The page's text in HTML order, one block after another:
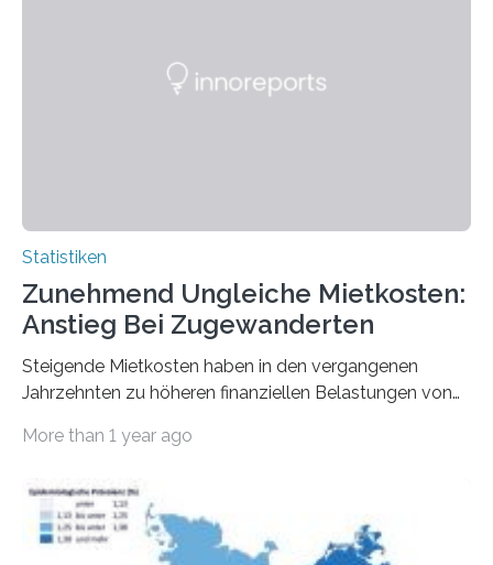
Statistiken
Zunehmend Ungleiche Mietkosten:
Anstieg Bei Zugewanderten
Steigende Mietkosten haben in den vergangenen
Jahrzehnten zu höheren finanziellen Belastungen von
Bundesinstitut für Bevölkerungsforschung (BiB)
gesamten Einkommen zwischen 1990 und 2020 für
unterschiedliche Einkommensgruppen sowie für in
Deutschland geborene Menschen und Zugewanderte
More than 1 year ago